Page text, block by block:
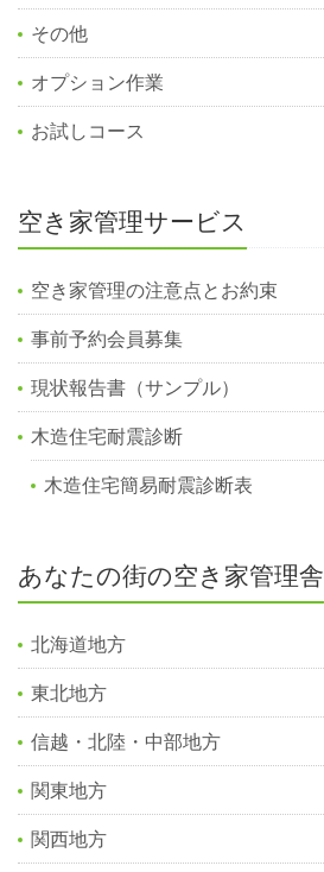
その他
オプション作業
お試しコース
空き家管理サービス
空き家管理の注意点とお約束
事前予約会員募集
現状報告書（サンプル）
木造住宅耐震診断
木造住宅簡易耐震診断表
あなたの街の空き家管理舎
北海道地方
東北地方
信越・北陸・中部地方
関東地方
関西地方